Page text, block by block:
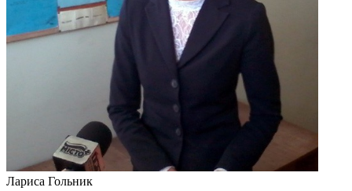
Лариса Гольник